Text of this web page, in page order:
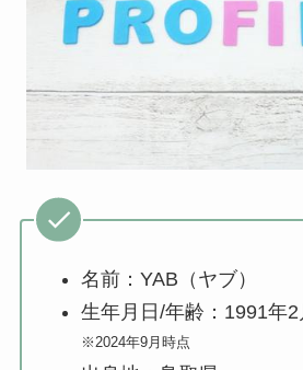
名前：YAB（ヤブ）
生年月日/年齢：1991年
※2024年9月時点